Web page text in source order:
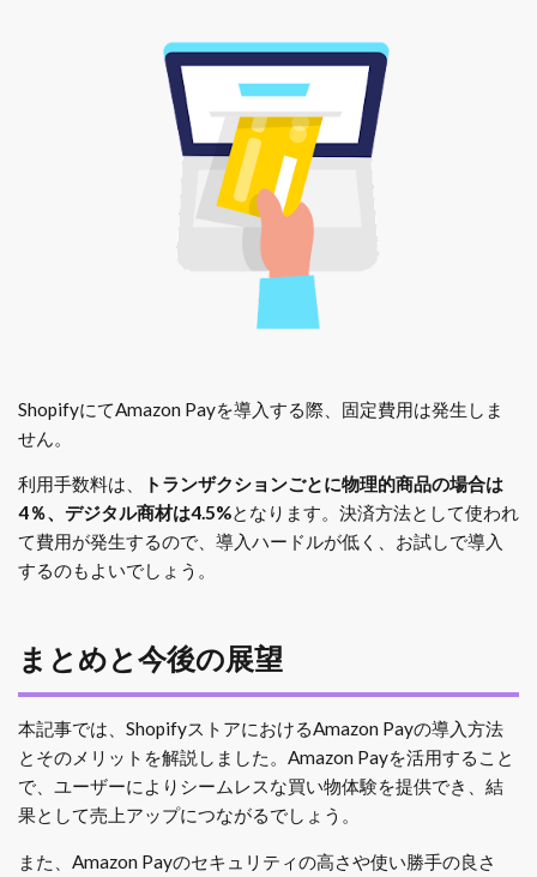
ShopifyにてAmazon Payを導入する際、固定費用は発生しま
せん。
利用手数料は、
トランザクションごとに物理的商品の場合は
4％、デジタル商材は4.5%となります。決済方法として使われ
て費用が発生するので、導入ハードルが低く、お試しで導入
するのもよいでしょう。
まとめと今後の展望
本記事では、ShopifyストアにおけるAmazon Payの導入方法
とそのメリットを解説しました。Amazon Payを活用すること
で、ユーザーによりシームレスな買い物体験を提供でき、結
果として売上アップにつながるでしょう。
また、Amazon Payのセキュリティの高さや使い勝手の良さ